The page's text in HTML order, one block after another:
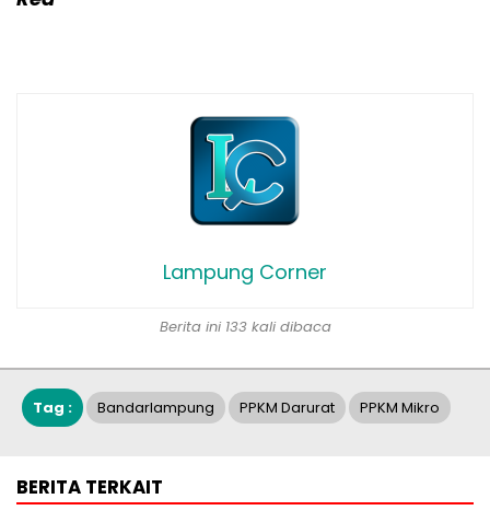
Lampung Corner
Berita ini 133 kali dibaca
Tag : Bandarlampung PPKM Darurat PPKM Mikro
BERITA TERKAIT